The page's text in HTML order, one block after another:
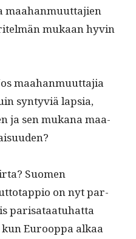
maa­han­muut­ta­jien
mukaan hyvin
maa­han­muut­ta­jia
syn­tyviä lap­sia,
ja sen mukana maa­
Suomen
on nyt par­
parisa­taatuhat­ta
kun Euroop­pa alkaa